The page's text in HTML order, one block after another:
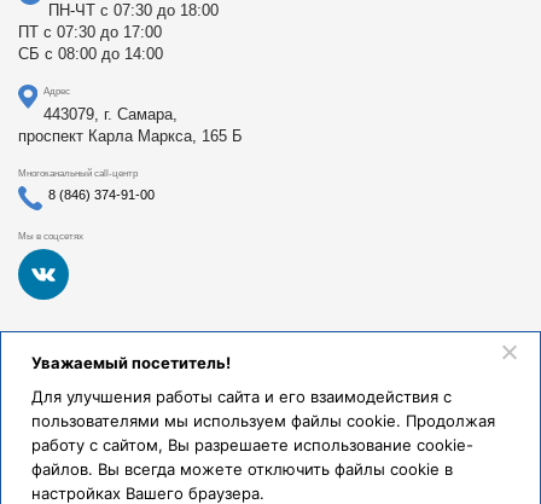
ПН-ЧТ с 07:30 до 18:00
ПТ с 07:30 до 17:00
СБ с 08:00 до 14:00
Адрес
443079, г. Самара,
проспект Карла Маркса, 165 Б
Многоканальный call-центр
8 (846) 374-91-00
Мы в соцсетях
Федеральное государственное бюджетное образовательное
учреждение высшего образования «Самарский
здравоохранения Российской Федерации». Клиники СамГМУ
были основаны в 1930 году.
Реквизиты и правовая информация
Политика обработки персональных данных
Уважаемый посетитель!
Для улучшения работы сайта и его взаимодействия с
пользователями мы используем файлы cookie. Продолжая
работу с сайтом, Вы разрешаете использование cookie-
файлов. Вы всегда можете отключить файлы cookie в
настройках Вашего браузера.